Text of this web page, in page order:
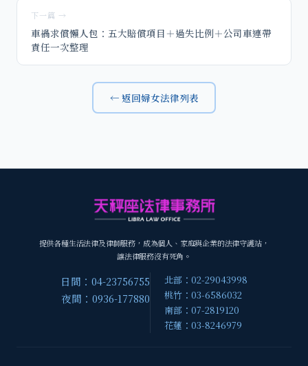
下一篇 →
車禍求償懶人包：五大賠償項目＋過失比例＋公司車連帶
責任一次整理
← 返回婦女法律列表
提供各種生活法律及律師服務，成為個人、家庭與企業的法律守護站，
讓法律服務沒有死角。
日間：04-23756755
夜間：0936-177880
北部：02-29043998
桃竹：03-6586032
南部：07-2819120
花蓮：03-8246979